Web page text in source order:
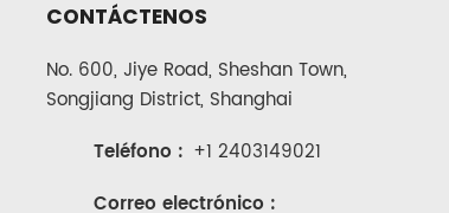
CONTÁCTENOS
No. 600, Jiye Road, Sheshan Town,
Songjiang District, Shanghai
Teléfono : +1 2403149021
Correo electrónico :